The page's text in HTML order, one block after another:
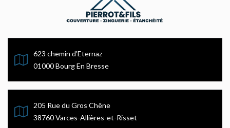
623 chemin d'Eternaz
01000 Bourg En Bresse
205 Rue du Gros Chêne
38760 Varces-Allières-et-Risset